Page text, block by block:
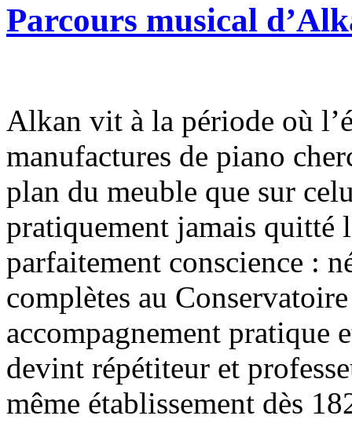
Parcours musical
Alkan vit à la période où
manufactures de piano
plan du meuble que sur
pratiquement jamais quitté
parfaitement conscience :
complètes au
accompagnement pratique
devint répétiteur et
même établissement dès